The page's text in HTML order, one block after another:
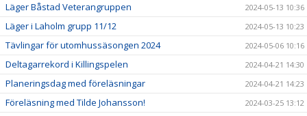
Läger Båstad Veterangruppen 2024-05-13 10:36
Läger i Laholm grupp 11/12 2024-05-13 10:23
Tävlingar för utomhussäsongen 2024 2024-05-06 10:16
Deltagarrekord i Killingspelen 2024-04-21 14:30
Planeringsdag med föreläsningar 2024-04-21 14:23
Föreläsning med Tilde Johansson! 2024-03-25 13:12